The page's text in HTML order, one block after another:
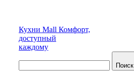
Кухни Mall Комфорт,
доступный
каждому
Поиск